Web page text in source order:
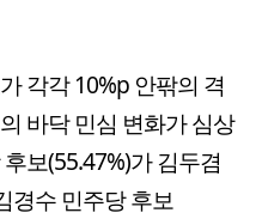
각각 10%p 안팎의 격
바닥 민심 변화가 심상
보(55.47%)가 김두겸
경수 민주당 후보